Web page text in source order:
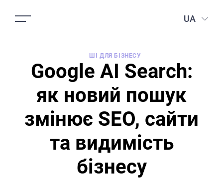
UA
ШІ ДЛЯ БІЗНЕСУ
Google AI Search:
як новий пошук
змінює SEO, сайти
та видимість
бізнесу